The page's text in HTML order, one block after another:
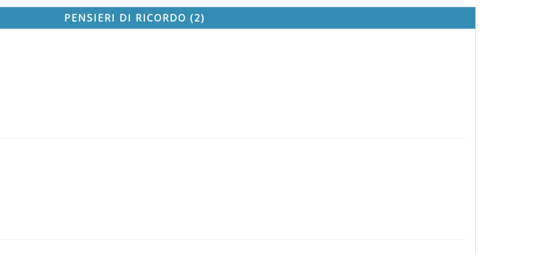
PENSIERI DI RICORDO (2)